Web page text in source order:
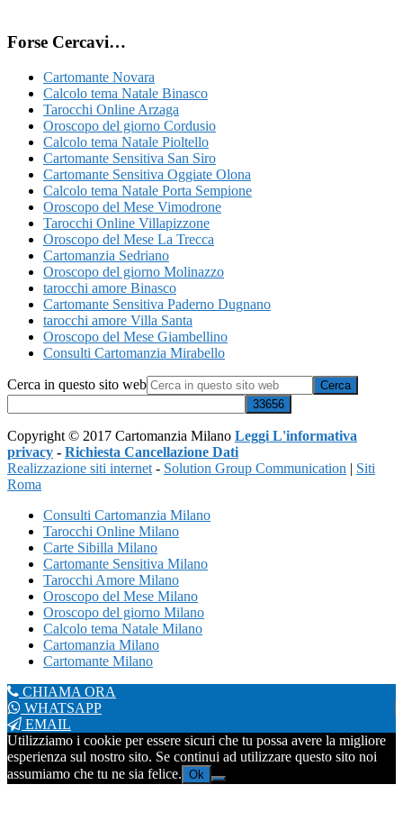
Forse Cercavi…
Cartomante Novara
Calcolo tema Natale Binasco
Tarocchi Online Arzaga
Oroscopo del giorno Cordusio
Calcolo tema Natale Pioltello
Cartomante Sensitiva San Siro
Cartomante Sensitiva Oggiate Olona
Calcolo tema Natale Porta Sempione
Oroscopo del Mese Vimodrone
Tarocchi Online Villapizzone
Oroscopo del Mese La Trecca
Cartomanzia Sedriano
Oroscopo del giorno Molinazzo
tarocchi amore Binasco
Cartomante Sensitiva Paderno Dugnano
tarocchi amore Villa Santa
Oroscopo del Mese Giambellino
Consulti Cartomanzia Mirabello
Cerca in questo sito web
Copyright © 2017 Cartomanzia Milano Leggi L'informativa
privacy - Richiesta Cancellazione Dati
Realizzazione siti internet - Solution Group Communication | Siti
Roma
Consulti Cartomanzia Milano
Tarocchi Online Milano
Carte Sibilla Milano
Cartomante Sensitiva Milano
Tarocchi Amore Milano
Oroscopo del Mese Milano
Oroscopo del giorno Milano
Calcolo tema Natale Milano
Cartomanzia Milano
Cartomante Milano
CHIAMA ORA
WHATSAPP
EMAIL
Utilizziamo i cookie per essere sicuri che tu possa avere la migliore
esperienza sul nostro sito. Se continui ad utilizzare questo sito noi
assumiamo che tu ne sia felice. Ok